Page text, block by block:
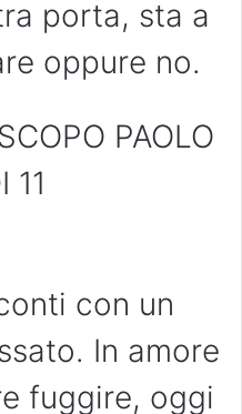
porta, sta a
oppure no.
PAOLO
11
con un
In amore
fuggire, oggi